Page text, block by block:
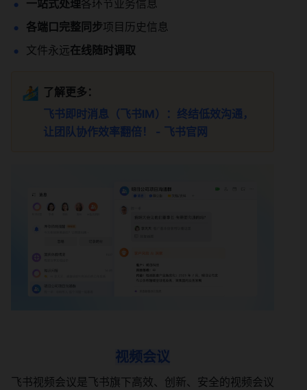
一站式处理各环节业务信息
各端口完整同步项目历史信息
文件永远在线随时调取
🏄 了解更多：
飞书即时消息（飞书IM）：终结低效沟通，
让团队协作效率翻倍！ - 飞书官网
视频会议
飞书视频会议是飞书旗下高效、创新、安全的视频会议